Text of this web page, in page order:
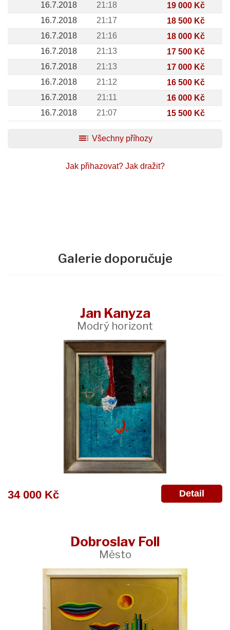
16.7.2018
21:18
19 000 Kč
16.7.2018
21:17
18 500 Kč
16.7.2018
21:16
18 000 Kč
16.7.2018
21:13
17 500 Kč
16.7.2018
21:13
17 000 Kč
16.7.2018
21:12
16 500 Kč
16.7.2018
21:11
16 000 Kč
16.7.2018
21:07 15 500 Kč
toc Všechny příhozy
Jak přihazovat? Jak dražit?
Galerie doporučuje
Jan Kanyza
Modrý horizont
34 000 Kč Detail
Dobroslav Foll
Město